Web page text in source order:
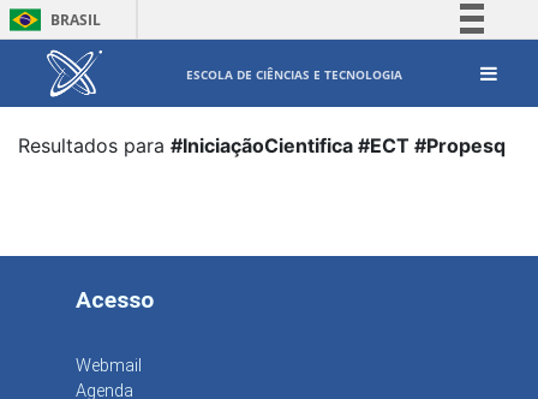
BRASIL
ESCOLA DE CIÊNCIAS E TECNOLOGIA
Resultados para #IniciaçãoCientifica #ECT #Propesq
Acesso
Webmail
Agenda